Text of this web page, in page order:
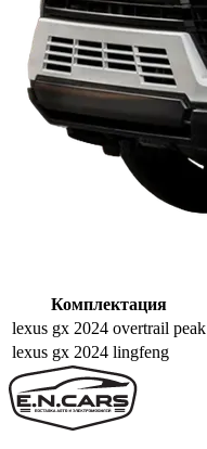
Комплектация
lexus gx 2024 overtrail peak
lexus gx 2024 lingfeng